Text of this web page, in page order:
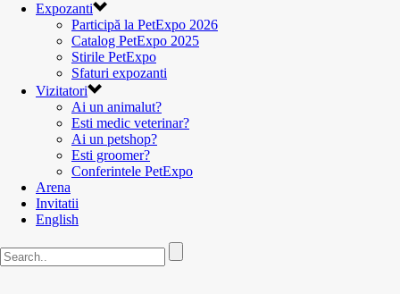
Expozanti
Participă la PetExpo 2026
Catalog PetExpo 2025
Stirile PetExpo
Sfaturi expozanti
Vizitatori
Ai un animalut?
Esti medic veterinar?
Ai un petshop?
Esti groomer?
Conferintele PetExpo
Arena
Invitatii
English